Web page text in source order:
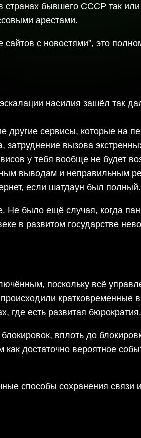
бывшего СССР так или
арестами.
с новостями”, это
насилия зашёл так
другие сервисы, которые на
затруднение вызова
у тебя вообще не будет
выводам и неправильным
если шатдаун был полный.
Не было ещё случая, когда
в развитом государстве
поскольку всё
кратковременные
где есть развитая бюрократия.
вплоть до
достаточно вероятное
способы сохранения